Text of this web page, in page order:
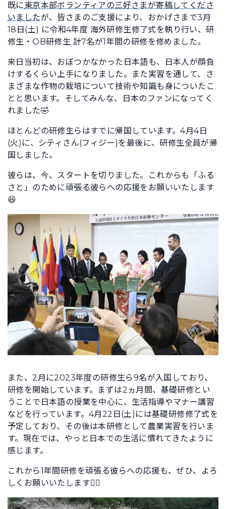
既に東京本部ボランティアの三好さまが寄稿してくださ
いましたが、皆さまのご支援により、おかげさまで3月
18日(土) に令和4年度 海外研修生修了式を執り行い、研
修生・OB研修生 計7名が1年間の研修を修めました。
来日当初は、おぼつかなかった日本語も、日本人が顔負
けするくらい上手になりました。また実習を通して、さ
まざまな作物の栽培について技術や知識も身についたこ
とと思います。そしてみんな、日本のファンになってく
れました🤣
ほとんどの研修生らはすでに帰国しています。4月4日
(火)に、シティさん(フィジー)を最後に、研修生全員が帰
国しました。
彼らは、今、スタートを切りました。これからも「ふる
さと」のために頑張る彼らへの応援をお願いいたします
😆
また、2月に2023年度の研修生ら9名が入国しており、
研修を開始しています。まずは2ヵ月間、基礎研修とい
うことで日本語の授業を中心に、生活指導やマナー講習
などを行っています。4月22日(土)には基礎研修修了式を
予定しており、その後は本研修として農業実習を行いま
す。現在では、やっと日本での生活に慣れてきたように
感じます。
これから1年間研修を頑張る彼らへの応援も、ぜひ、よろ
しくお願いいたします🙇‍♂️